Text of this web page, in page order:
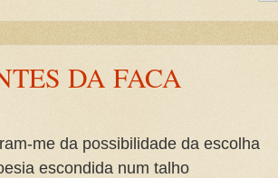
DA FACA
me da possibilidade da escolha
escondida num talho